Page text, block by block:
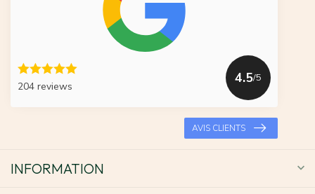
204 reviews
4.5/5
AVIS CLIENTS
INFORMATION